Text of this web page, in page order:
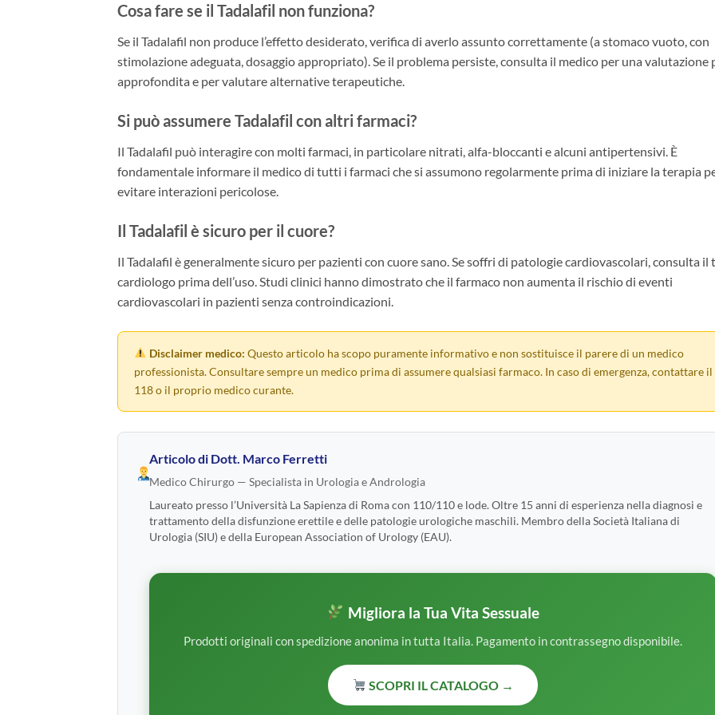
Cosa fare se il Tadalafil non funziona?
Se il Tadalafil non produce l’effetto desiderato, verifica di averlo assunto correttamente (a stomaco vuoto, con
stimolazione adeguata, dosaggio appropriato). Se il problema persiste, consulta il medico per una valutazione
approfondita e per valutare alternative terapeutiche.
Si può assumere Tadalafil con altri farmaci?
Il Tadalafil può interagire con molti farmaci, in particolare nitrati, alfa-bloccanti e alcuni antipertensivi. È
fondamentale informare il medico di tutti i farmaci che si assumono regolarmente prima di iniziare la terapia
evitare interazioni pericolose.
Il Tadalafil è sicuro per il cuore?
Il Tadalafil è generalmente sicuro per pazienti con cuore sano. Se soffri di patologie cardiovascolari, consulta il
cardiologo prima dell’uso. Studi clinici hanno dimostrato che il farmaco non aumenta il rischio di eventi
cardiovascolari in pazienti senza controindicazioni.
Disclaimer medico: Questo articolo ha scopo puramente informativo e non sostituisce il parere di un medico
professionista. Consultare sempre un medico prima di assumere qualsiasi farmaco. In caso di emergenza, contattare il
118 o il proprio medico curante.
Articolo di Dott. Marco Ferretti
Medico Chirurgo — Specialista in Urologia e Andrologia
Laureato presso l’Università La Sapienza di Roma con 110/110 e lode. Oltre 15 anni di esperienza nella diagnosi e
trattamento della disfunzione erettile e delle patologie urologiche maschili. Membro della Società Italiana di
Urologia (SIU) e della European Association of Urology (EAU).
Migliora la Tua Vita Sessuale
Prodotti originali con spedizione anonima in tutta Italia. Pagamento in contrassegno disponibile.
SCOPRI IL CATALOGO →